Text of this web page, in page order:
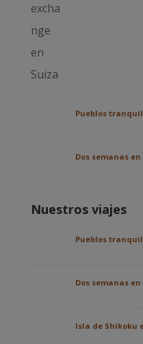
Pueblos
Dos semanas en
Nuestros viajes
Pueblos
Dos semanas en
Isla de Shikoku